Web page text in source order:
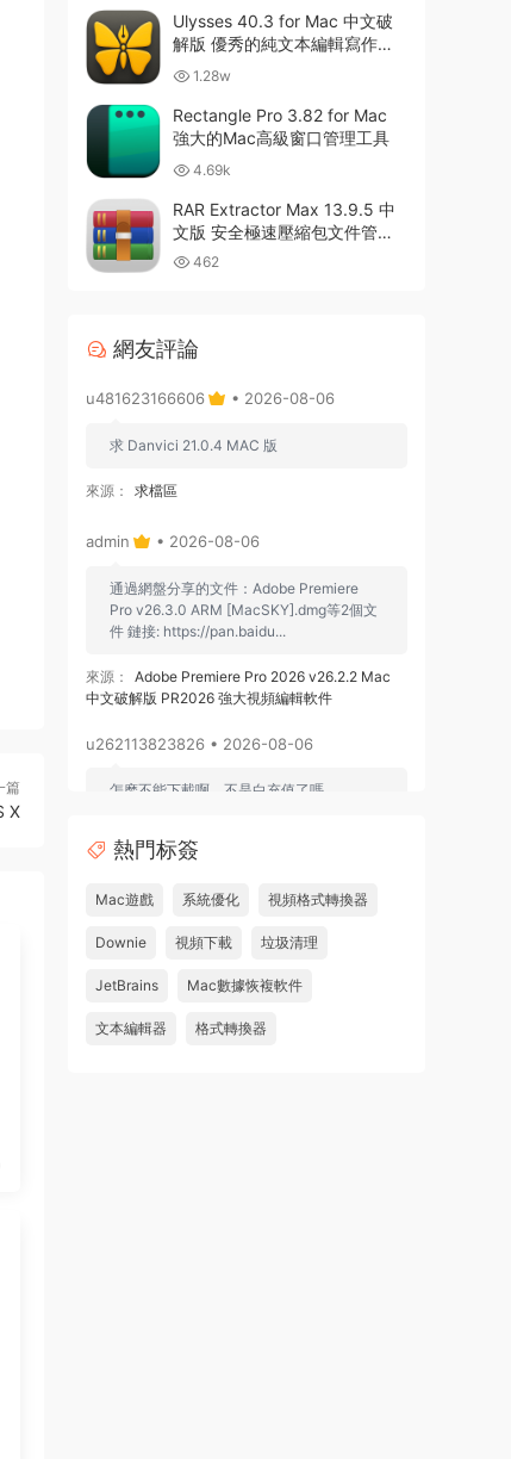
篇
X
Ulysses 40.3 for Mac 中文破
解版 優秀的純文本編輯寫作軟
件 1.28w
Rectangle Pro 3.82 for Mac
強大的Mac高級窗口管理工具
4.69k
RAR Extractor Max 13.9.5 中
文版 安全極速壓縮包文件管理
器 462
網友評論
u481623166606 • 2026-08-06
求 Danvici 21.0.4 MAC 版
來源： 求檔區
admin • 2026-08-06
通過網盤分享的文件：Adobe Premiere
Pro v26.3.0 ARM [MacSKY].dmg等2個文
件 鏈接: https://pan.baidu...
來源：
Adobe Premiere Pro 2026 v26.2.2 Mac
中文破解版 PR2026 強大視頻編輯軟件
u262113823826 • 2026-08-06
怎麽不能下載啊，不是白充值了嗎
來源：
Adobe Premiere Pro 2026 v26.2.2 Mac
中文破解版 PR2026 強大視頻編輯軟件
u604731536624 • 2026-07-15
中文破解版
熱門标簽
Mac遊戲 系統優化 視頻格式轉換器
Downie 視頻下載 垃圾清理
JetBrains Mac數據恢複軟件
文本編輯器 格式轉換器